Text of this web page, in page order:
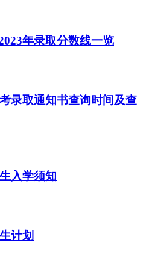
年录取分数线一览
录取通知书查询时间及查
入学须知
计划